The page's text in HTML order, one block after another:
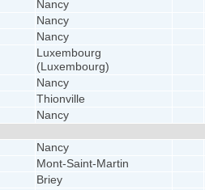
Nancy
Nancy
Nancy
Luxembourg
(Luxembourg)
Nancy
Thionville
Nancy
Nancy
Mont-Saint-Martin
Briey